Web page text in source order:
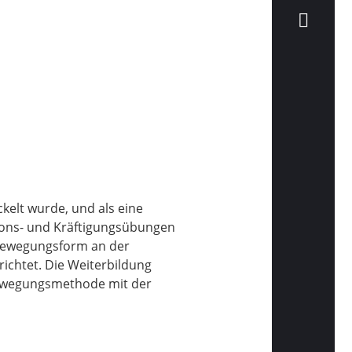
wurde, und als eine
und Kräftigungsübungen
an der
Die Weiterbildung
mit der